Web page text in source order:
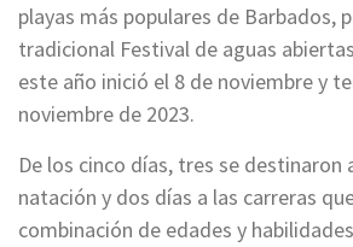
playas más populares de Barbados,
tradicional Festival de aguas
este año inició el 8 de noviembre y
noviembre de 2023.
De los cinco días, tres se destinaron
natación y dos días a las carreras
combinación de edades y